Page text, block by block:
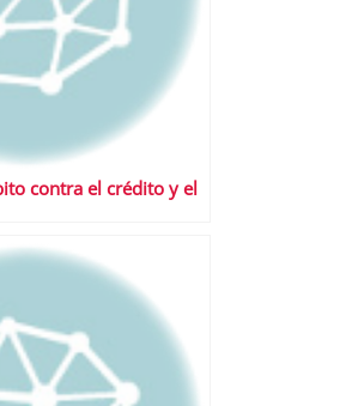
contra el crédito y el